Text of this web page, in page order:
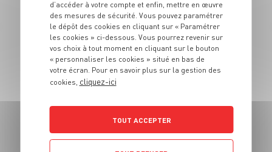
de cassis, melon et
fraises
4 pers. 30 min
DESSERT
d’accéder à votre compte et enfin, mettre en œuvre
des mesures de sécurité. Vous pouvez paramétrer
le dépôt des cookies en cliquant sur « Paramétrer
les cookies » ci-dessous. Vous pourrez revenir sur
vos choix à tout moment en cliquant sur le bouton
« personnaliser les cookies » situé en bas de
votre écran. Pour en savoir plus sur la gestion des
cookies, cliquez-ici
TOUT ACCEPTER